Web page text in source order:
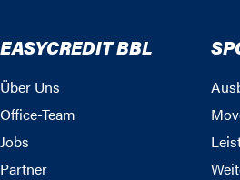
EASYCREDIT BBL
Über Uns
Office-Team
Jobs
Partner